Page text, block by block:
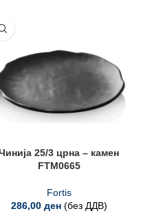
25/3 црна – камен
FTM0665
Fortis
286,00 ден (без ДДВ)